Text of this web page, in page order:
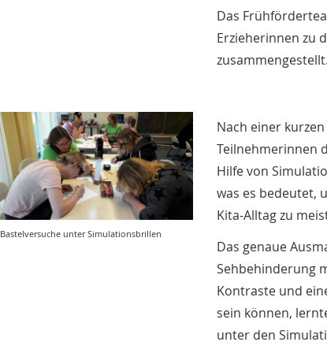
Das
Erzieherinnen zu
zusammengestellt.
Bastelversuche unter Simulationsbrillen
Nach einer
Teilnehmerinnen
Hilfe von
was es bedeutet,
Kita-Alltag zu
Das genaue
Sehbehinderung
Kontraste und
sein können,
unter den